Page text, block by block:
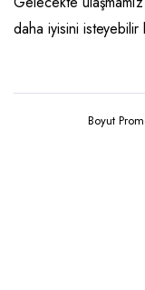
daha iyisini
Boyut